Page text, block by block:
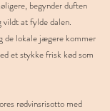
begynder duften
vildt at fylde dalen.
de lokale jægere kommer
et stykke frisk kød som
rødvinsrisotto med